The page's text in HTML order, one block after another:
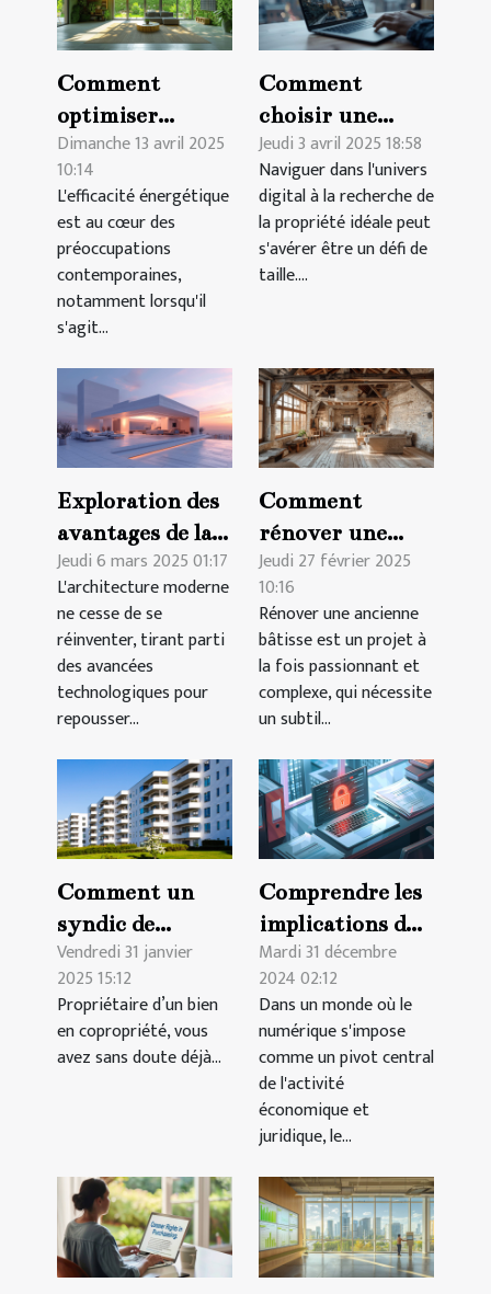
Comment
optimiser
l'efficacité
énergétique
dans votre
nouveau
logement
Dimanche 13 avril 2025
10:14
L'efficacité énergétique
est au cœur des
préoccupations
contemporaines,
notamment lorsqu'il
s'agit...
Comment
choisir une
plateforme
efficace pour la
recherche de
propriétés en
ligne
Jeudi 3 avril 2025 18:58
Naviguer dans l'univers
digital à la recherche de
la propriété idéale peut
s'avérer être un défi de
taille....
Exploration des
avantages de la
modélisation 3D
BIM pour
l'architecture
moderne
Jeudi 6 mars 2025 01:17
L'architecture moderne
ne cesse de se
réinventer, tirant parti
des avancées
technologiques pour
repousser...
Comment
rénover une
ancienne bâtisse
en respectant
son charme
d'origine
Jeudi 27 février 2025
10:16
Rénover une ancienne
bâtisse est un projet à
la fois passionnant et
complexe, qui nécessite
un subtil...
Comment un
syndic de
copropriété au
Luxembourg
garantit la
valorisation de
Vendredi 31 janvier
2025 15:12
Propriétaire d’un bien
en copropriété, vous
avez sans doute déjà...
Comprendre les
implications du
GDPR pour les
services
juridiques en
ligne
Mardi 31 décembre
2024 02:12
Dans un monde où le
numérique s'impose
comme un pivot central
de l'activité
économique et
juridique, le...